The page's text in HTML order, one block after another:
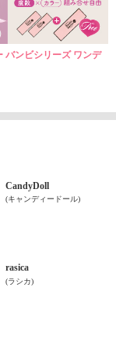
ンビシリーズ ワンデ